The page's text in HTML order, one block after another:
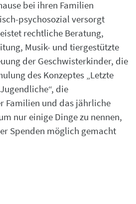
bei ihren Familien
psychosozial versorgt
rechtliche Beratung,
Musik- und tiergestützte
der Geschwisterkinder, die
des Konzeptes „Letzte
die
Familien und das jährliche
nur einige Dinge zu nennen,
Spenden möglich gemacht